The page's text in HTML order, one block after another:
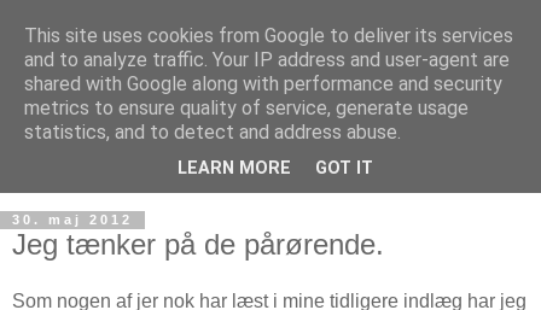
30. maj 2012
Jeg tænker på de pårørende.
Som nogen af jer nok har læst i mine tidligere indlæg har jeg
This site uses cookies from Google to deliver its services
and to analyze traffic. Your IP address and user-agent are
shared with Google along with performance and security
metrics to ensure quality of service, generate usage
statistics, and to detect and address abuse.
LEARN MORE GOT IT